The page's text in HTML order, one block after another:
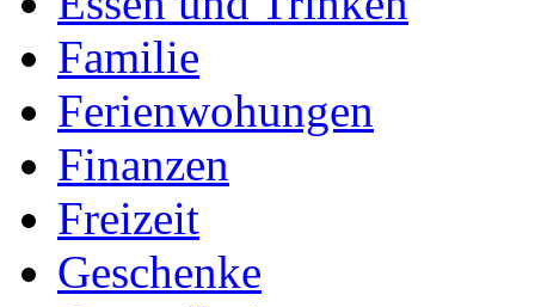
Familie
Ferienwohungen
Finanzen
Freizeit
Geschenke